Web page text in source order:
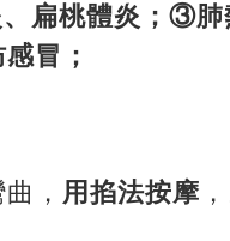
扁桃體炎；③
冒；
， 用掐法按摩